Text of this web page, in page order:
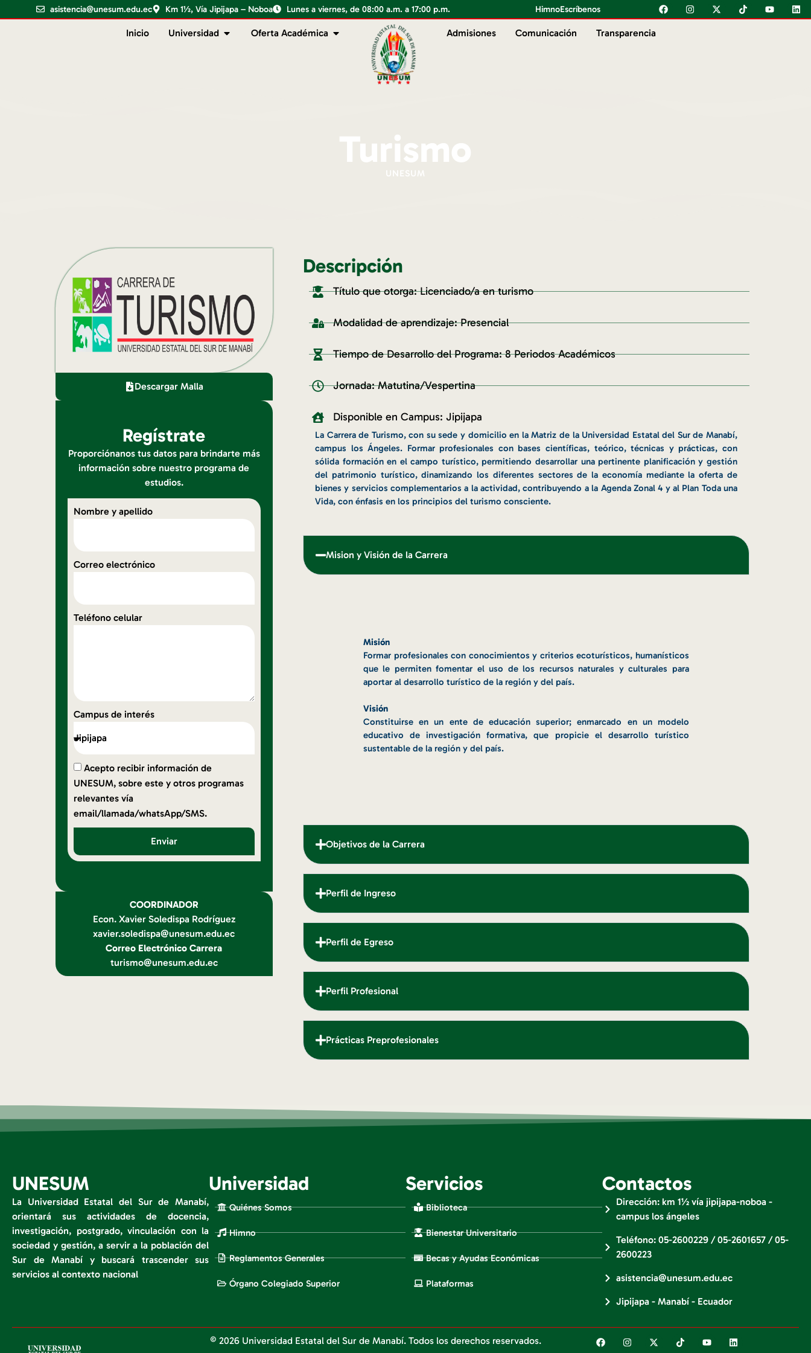
asistencia@unesum.edu.ec Km 1½, Vía Jipijapa – Noboa Lunes a viernes, de 08:00 a.m. a 17:00 p.m. HimnoEscríbenos
Inicio Universidad Oferta Académica Admisiones Comunicación Transparencia
Turismo
UNESUM
Descargar Malla
Regístrate
Proporciónanos tus datos para brindarte más
información sobre nuestro programa de
estudios.
Nombre y apellido
Correo electrónico
Teléfono celular
Campus de interés
Acepto recibir información de
UNESUM, sobre este y otros programas
relevantes vía
email/llamada/whatsApp/SMS.
Enviar
COORDINADOR
Econ. Xavier Soledispa Rodríguez
xavier.soledispa@unesum.edu.ec
Correo Electrónico Carrera
turismo@unesum.edu.ec
Descripción
Título que otorga: Licenciado/a en turismo
Modalidad de aprendizaje: Presencial
Tiempo de Desarrollo del Programa: 8 Periodos Académicos
Jornada: Matutina/Vespertina
Disponible en Campus: Jipijapa
La Carrera de Turismo, con su sede y domicilio en la Matriz de la Universidad Estatal del Sur de Manabí,
campus los Ángeles. Formar profesionales con bases científicas, teórico, técnicas y prácticas, con
sólida formación en el campo turístico, permitiendo desarrollar una pertinente planificación y gestión
del patrimonio turístico, dinamizando los diferentes sectores de la economía mediante la oferta de
bienes y servicios complementarios a la actividad, contribuyendo a la Agenda Zonal 4 y al Plan Toda una
Vida, con énfasis en los principios del turismo consciente.
Mision y Visión de la Carrera
Misión
Formar profesionales con conocimientos y criterios ecoturísticos, humanísticos
que le permiten fomentar el uso de los recursos naturales y culturales para
aportar al desarrollo turístico de la región y del país.
Visión
Constituirse en un ente de educación superior; enmarcado en un modelo
educativo de investigación formativa, que propicie el desarrollo turístico
sustentable de la región y del país.
Objetivos de la Carrera
Perfil de Ingreso
Perfil de Egreso
Perfil Profesional
Prácticas Preprofesionales
UNESUM
La Universidad Estatal del Sur de Manabí,
orientará sus actividades de docencia,
investigación, postgrado, vinculación con la
sociedad y gestión, a servir a la población del
Sur de Manabí y buscará trascender sus
servicios al contexto nacional
Universidad
Quiénes Somos
Himno
Reglamentos Generales
Órgano Colegiado Superior
Servicios
Biblioteca
Bienestar Universitario
Becas y Ayudas Económicas
Plataformas
Contactos
Dirección: km 1½ vía jipijapa-noboa -
campus los ángeles
Teléfono: 05-2600229 / 05-2601657 / 05-
2600223
asistencia@unesum.edu.ec
Jipijapa - Manabí - Ecuador
© 2026 Universidad Estatal del Sur de Manabí. Todos los derechos reservados.